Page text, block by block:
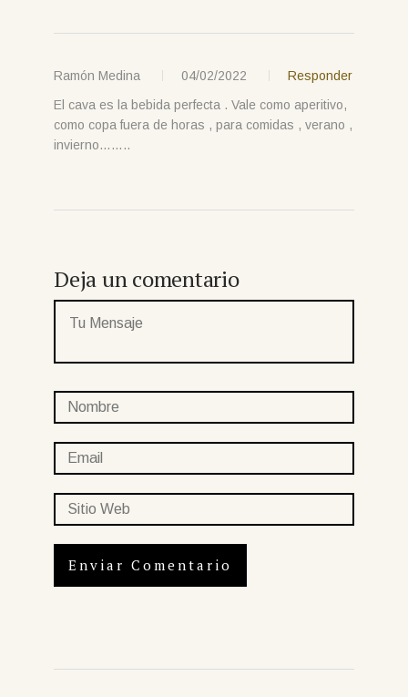
Ramón Medina 04/02/2022
Responder
El cava es la bebida perfecta . Vale como aperitivo,
como copa fuera de horas , para comidas , verano ,
invierno……..
Deja un comentario